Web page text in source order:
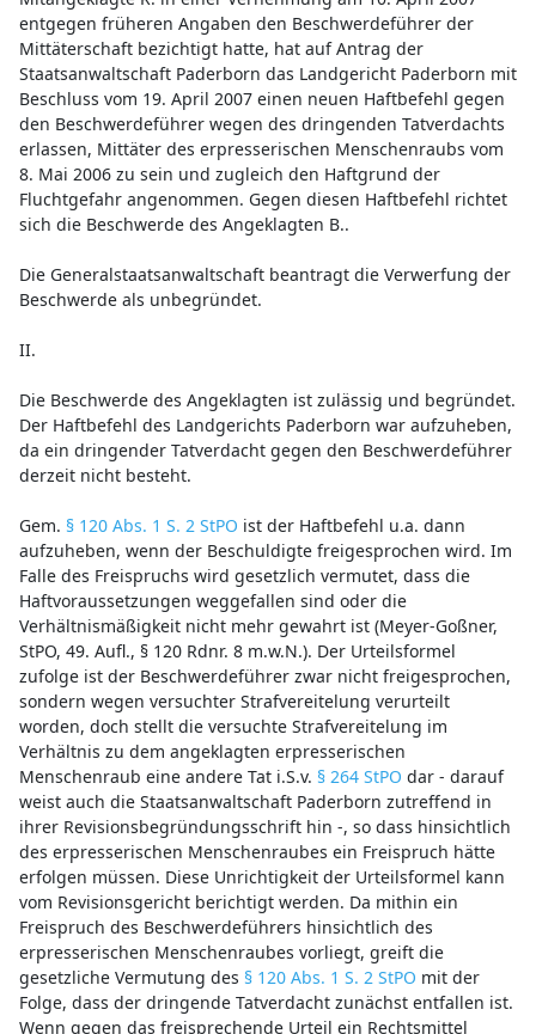
entgegen früheren Angaben den Beschwerdeführer der
Mittäterschaft bezichtigt hatte, hat auf Antrag der
Staatsanwaltschaft Paderborn das Landgericht Paderborn mit
Beschluss vom 19. April 2007 einen neuen Haftbefehl gegen
den Beschwerdeführer wegen des dringenden Tatverdachts
erlassen, Mittäter des erpresserischen Menschenraubs vom
8. Mai 2006 zu sein und zugleich den Haftgrund der
Fluchtgefahr angenommen. Gegen diesen Haftbefehl richtet
sich die Beschwerde des Angeklagten B..
Die Generalstaatsanwaltschaft beantragt die Verwerfung der
Beschwerde als unbegründet.
II.
Die Beschwerde des Angeklagten ist zulässig und begründet.
Der Haftbefehl des Landgerichts Paderborn war aufzuheben,
da ein dringender Tatverdacht gegen den Beschwerdeführer
derzeit nicht besteht.
Gem. § 120 Abs. 1 S. 2 StPO ist der Haftbefehl u.a. dann
aufzuheben, wenn der Beschuldigte freigesprochen wird. Im
Falle des Freispruchs wird gesetzlich vermutet, dass die
Haftvoraussetzungen weggefallen sind oder die
Verhältnismäßigkeit nicht mehr gewahrt ist (Meyer-Goßner,
StPO, 49. Aufl., § 120 Rdnr. 8 m.w.N.). Der Urteilsformel
zufolge ist der Beschwerdeführer zwar nicht freigesprochen,
sondern wegen versuchter Strafvereitelung verurteilt
worden, doch stellt die versuchte Strafvereitelung im
Verhältnis zu dem angeklagten erpresserischen
Menschenraub eine andere Tat i.S.v. § 264 StPO dar - darauf
weist auch die Staatsanwaltschaft Paderborn zutreffend in
ihrer Revisionsbegründungsschrift hin -, so dass hinsichtlich
des erpresserischen Menschenraubes ein Freispruch hätte
erfolgen müssen. Diese Unrichtigkeit der Urteilsformel kann
vom Revisionsgericht berichtigt werden. Da mithin ein
Freispruch des Beschwerdeführers hinsichtlich des
erpresserischen Menschenraubes vorliegt, greift die
gesetzliche Vermutung des § 120 Abs. 1 S. 2 StPO mit der
Folge, dass der dringende Tatverdacht zunächst entfallen ist.
Wenn gegen das freisprechende Urteil ein Rechtsmittel